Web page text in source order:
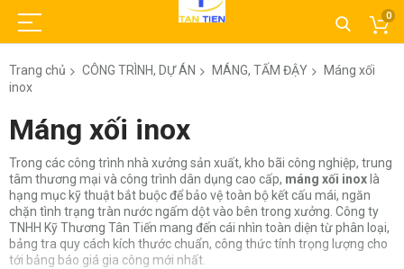
0
Trang chủ CÔNG TRÌNH, DỰ ÁN MÁNG, TẤM ĐẬY
Máng xối
inox
Máng xối inox
Trong các công trình nhà xưởng sản xuất, kho bãi công nghiệp, trung
tâm thương mại và công trình dân dụng cao cấp, máng xối inox là
hạng mục kỹ thuật bắt buộc để bảo vệ toàn bộ kết cấu mái, ngăn
chặn tình trạng tràn nước ngấm dột vào bên trong xưởng. Công ty
TNHH Kỹ Thương Tân Tiến mang đến cái nhìn toàn diện từ phân loại,
bảng tra quy cách kích thước chuẩn, công thức tính trọng lượng cho
tới bảng báo giá gia công mới nhất.